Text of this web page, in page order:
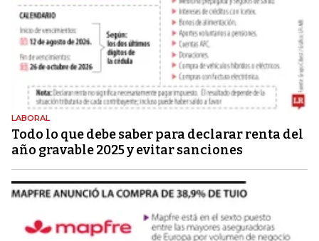
LABORAL
Todo lo que debe saber para declarar renta del
año gravable 2025 y evitar sanciones